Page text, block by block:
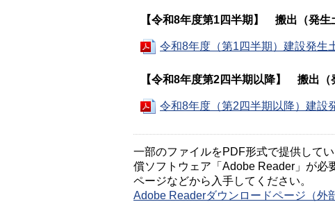
【令和8年度第1四半期】 搬出（発生
令和8年度（第1四半期）建設発生
【令和8年度第2四半期以降】 搬出（
令和8年度（第2四半期以降）建設
一部のファイルをPDF形式で提供して
償ソフトウェア「Adobe Reader」が必
ページなどから入手してください。
Adobe Readerダウンロードページ（外